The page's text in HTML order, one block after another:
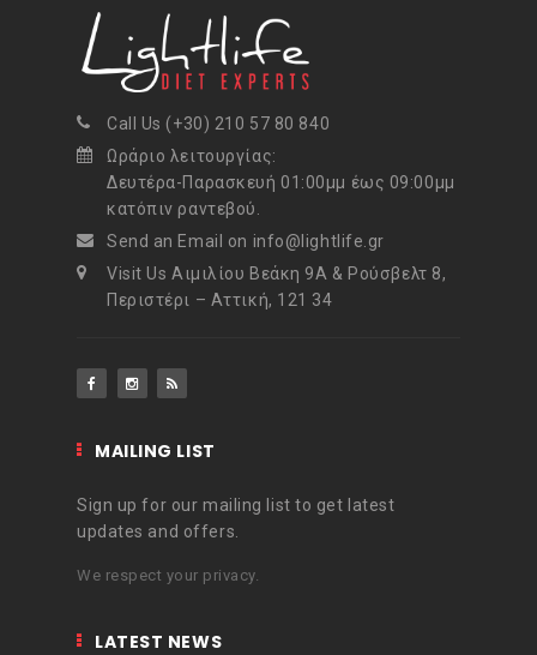
Call Us (+30) 210 57 80 840
Ωράριο λειτουργίας:
Δευτέρα-Παρασκευή 01:00μμ έως 09:00μμ
κατόπιν ραντεβού.
Send an Email on info@lightlife.gr
Visit Us Αιμιλίου Βεάκη 9Α & Ρούσβελτ 8,
Περιστέρι – Αττική, 121 34
MAILING LIST
Sign up for our mailing list to get latest
updates and offers.
We respect your privacy.
LATEST NEWS